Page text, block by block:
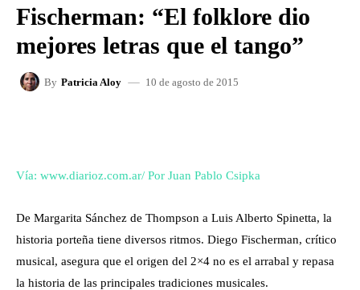
Fischerman: “El folklore dio
mejores letras que el tango”
By Patricia Aloy 10 de agosto de 2015
Vía: www.diarioz.com.ar/ Por Juan Pablo Csipka
De Margarita Sánchez de Thompson a Luis Alberto Spinetta, la
historia porteña tiene diversos ritmos. Diego Fischerman, crítico
musical, asegura que el origen del 2×4 no es el arrabal y repasa
la historia de las principales tradiciones musicales.